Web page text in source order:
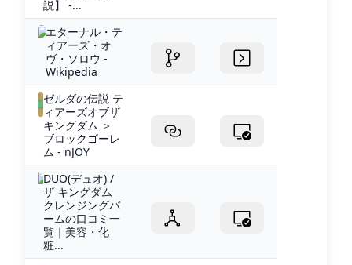
説】 -...
エターナル・テ
ィアーズ・オ
ヴ・ソロウ -
Wikipedia
ゼルダの伝説 テ
ィアーズオブザ
キングダム ＞
ブロックゴーレ
ム - nJOY
DUO(デュオ) /
ザ キングダム
クレンジングバ
ームの口コミ一
覧｜美容・化
粧...